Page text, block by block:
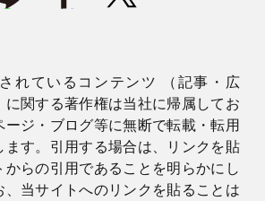
れているコンテンツ （記事・広
に関する著作権は当社に帰属してお
ージ・ブログ等に無断で転載・転用
ます。引用する場合は、リンクを貼
からの引用であることを明らかにし
、当サイトへのリンクを貼ることは